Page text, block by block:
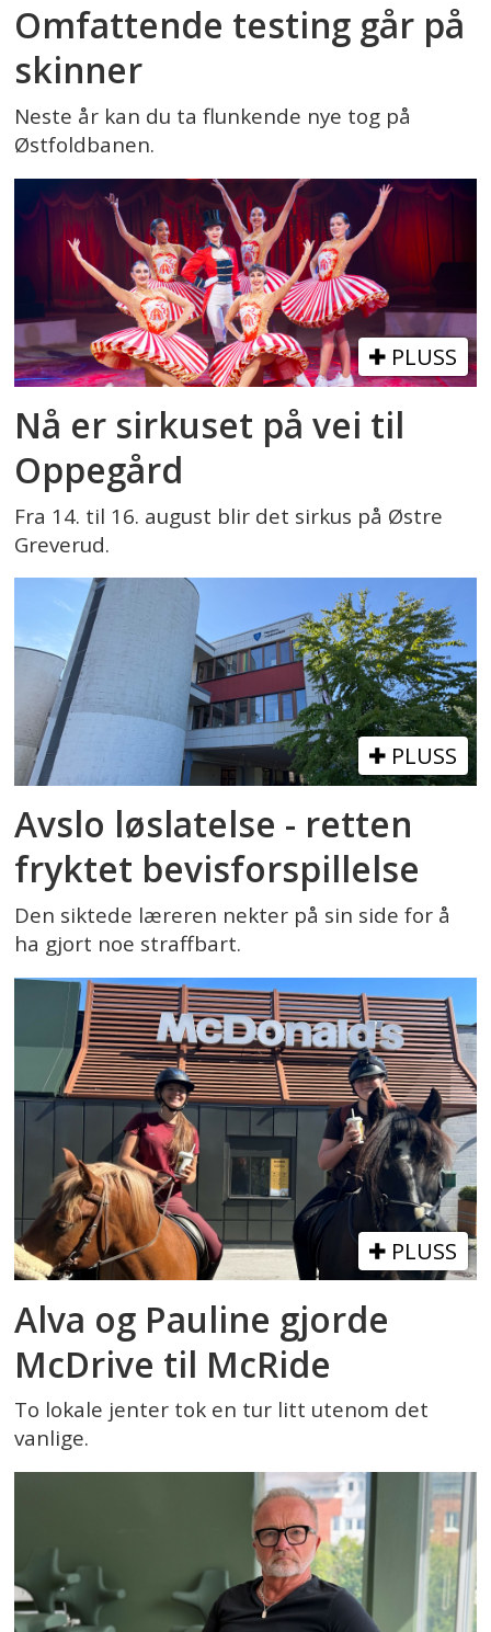
Omfattende testing går på
skinner
Neste år kan du ta flunkende nye tog på
Østfoldbanen.
PLUSS
Nå er sirkuset på vei til
Oppegård
Fra 14. til 16. august blir det sirkus på Østre
Greverud.
PLUSS
Avslo løslatelse - retten
fryktet bevisforspillelse
Den siktede læreren nekter på sin side for å
ha gjort noe straffbart.
PLUSS
Alva og Pauline gjorde
McDrive til McRide
To lokale jenter tok en tur litt utenom det
vanlige.